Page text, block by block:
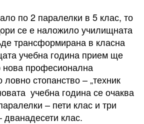
по 2 паралелки в 5 клас, то
се е наложило училищната
трансформирана в класна
учебна година прием ще
нова професионална
ловно стопанство – „техник
учебна година се очаква
– пети клас и три
клас.